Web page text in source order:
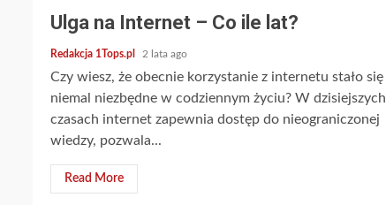
Ulga na Internet – Co ile lat?
Redakcja 1Tops.pl 2 lata ago
Czy wiesz, że obecnie korzystanie z internetu stało się
niemal niezbędne w codziennym życiu? W dzisiejszych
czasach internet zapewnia dostęp do nieograniczonej
wiedzy, pozwala...
Read More